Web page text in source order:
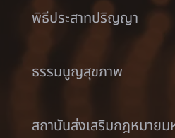
พิธีประสาทปริญญา
ธรรมนูญสุขภาพ
สถาบันส่งเสริมกฎหมายม